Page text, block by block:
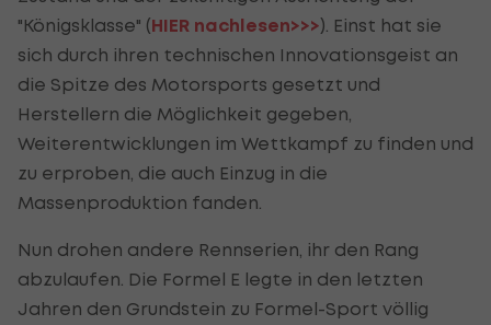
"Königsklasse" (HIER nachlesen>>>). Einst hat sie
sich durch ihren technischen Innovationsgeist an
die Spitze des Motorsports gesetzt und
Herstellern die Möglichkeit gegeben,
Weiterentwicklungen im Wettkampf zu finden und
zu erproben, die auch Einzug in die
Massenproduktion fanden.
Nun drohen andere Rennserien, ihr den Rang
abzulaufen. Die Formel E legte in den letzten
Jahren den Grundstein zu Formel-Sport völlig